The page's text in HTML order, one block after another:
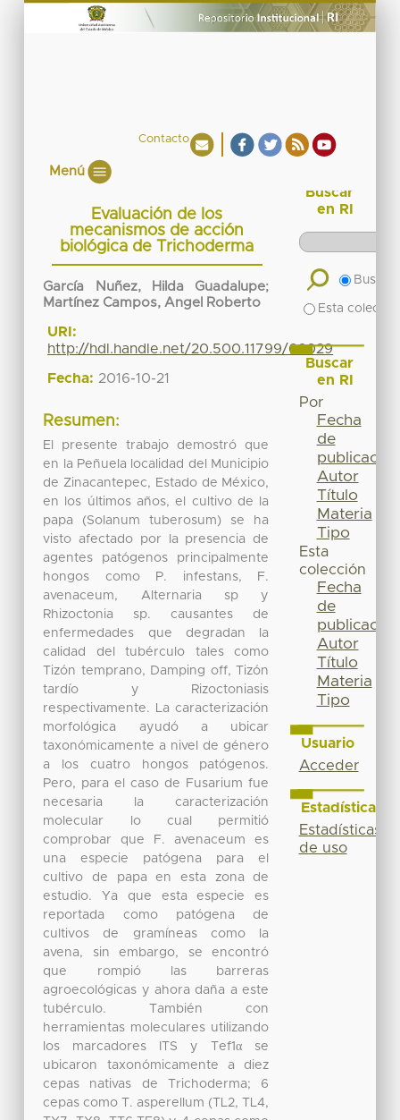
Contacto
Menú
Evaluación de los
mecanismos de acción
biológica de Trichoderma
García Nuñez, Hilda Guadalupe;
Martínez Campos, Angel Roberto
URI:
http://hdl.handle.net/20.500.11799/66029
Fecha: 2016-10-21
Resumen:
El presente trabajo demostró que
en la Peñuela localidad del Municipio
de Zinacantepec, Estado de México,
en los últimos años, el cultivo de la
papa (Solanum tuberosum) se ha
visto afectado por la presencia de
agentes patógenos principalmente
hongos como P. infestans, F.
avenaceum, Alternaria sp y
Rhizoctonia sp. causantes de
enfermedades que degradan la
calidad del tubérculo tales como
Tizón temprano, Damping off, Tizón
tardío y Rizoctoniasis
respectivamente. La caracterización
morfológica ayudó a ubicar
taxonómicamente a nivel de género
a los cuatro hongos patógenos.
Pero, para el caso de Fusarium fue
necesaria la caracterización
molecular lo cual permitió
comprobar que F. avenaceum es
una especie patógena para el
cultivo de papa en esta zona de
estudio. Ya que esta especie es
reportada como patógena de
cultivos de gramíneas como la
avena, sin embargo, se encontró
que rompió las barreras
agroecológicas y ahora daña a este
tubérculo. También con
herramientas moleculares utilizando
los marcadores ITS y Tef1α se
ubicaron taxonómicamente a diez
cepas nativas de Trichoderma; 6
cepas como T. asperellum (TL2, TL4,
Buscar
en RI
Buscar
Esta
Buscar
en RI
Por
Fecha
de
publicación
Autor
Título
Materia
Tipo
Esta
colección
Fecha
de
publicación
Autor
Título
Materia
Tipo
Usuario
Acceder
Estadísticas
Estadísticas
de uso